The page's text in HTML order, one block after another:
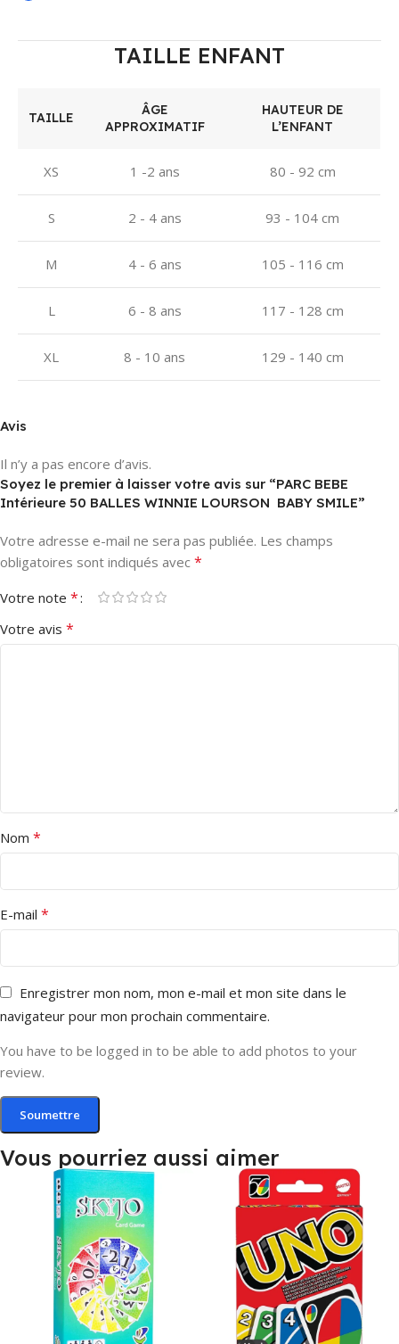
TAILLE ENFANT
TAILLE
ÂGE
APPROXIMATIF
HAUTEUR DE
L’ENFANT
XS 1 -2 ans 80 - 92 cm
S 2 - 4 ans 93 - 104 cm
M 4 - 6 ans 105 - 116 cm
L 6 - 8 ans 117 - 128 cm
XL 8 - 10 ans 129 - 140 cm
Avis
Il n’y a pas encore d’avis.
Soyez le premier à laisser votre avis sur “PARC BEBE
Intérieure 50 BALLES WINNIE LOURSON  BABY SMILE”
Votre adresse e-mail ne sera pas publiée. Les champs
obligatoires sont indiqués avec *
Votre note *
Votre avis *
Nom *
E-mail *
Enregistrer mon nom, mon e-mail et mon site dans le
navigateur pour mon prochain commentaire.
You have to be logged in to be able to add photos to your
review.
Vous pourriez aussi aimer